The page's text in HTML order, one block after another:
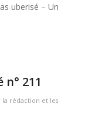
uberisé – Un
211
la rédaction et les